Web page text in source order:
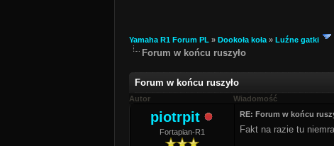
Yamaha R1 Forum PL » Dookoła koła » Luźne gatki
Forum w końcu ruszyło
Forum w końcu ruszyło
Autor Wiadomość
piotrpit
Fortapian-R1
RE: Forum w końcu
Fakt na razie tu